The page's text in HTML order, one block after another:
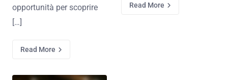
opportunità per scoprire
[…]
Read More
Read More